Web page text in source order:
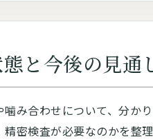
と今後の見通
み合わせについて、分か
密検査が必要なのかを整理